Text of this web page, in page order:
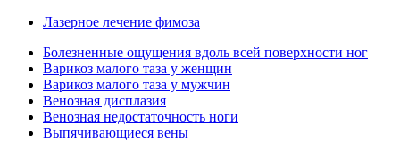
Лазерное лечение фимоза
Болезненные ощущения вдоль всей поверхности ног
Варикоз малого таза у женщин
Варикоз малого таза у мужчин
Венозная дисплазия
Венозная недостаточность ноги
Выпячивающиеся вены